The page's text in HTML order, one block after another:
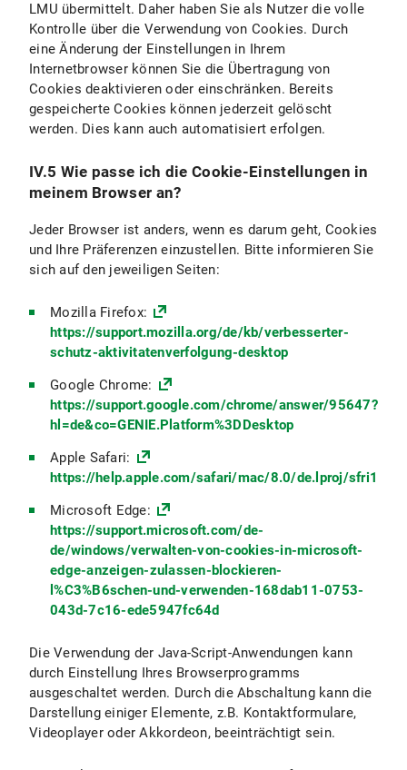
LMU übermittelt. Daher haben Sie als Nutzer die volle
Kontrolle über die Verwendung von Cookies. Durch
eine Änderung der Einstellungen in Ihrem
Internetbrowser können Sie die Übertragung von
Cookies deaktivieren oder einschränken. Bereits
gespeicherte Cookies können jederzeit gelöscht
werden. Dies kann auch automatisiert erfolgen.
IV.5 Wie passe ich die Cookie-Einstellungen in
meinem Browser an?
Jeder Browser ist anders, wenn es darum geht, Cookies
und Ihre Präferenzen einzustellen. Bitte informieren Sie
sich auf den jeweiligen Seiten:
Mozilla Firefox:
https://support.mozilla.org/de/kb/verbesserter-
schutz-aktivitatenverfolgung-desktop
Google Chrome:
https://support.google.com/chrome/answer/95647?
hl=de&co=GENIE.Platform%3DDesktop
Apple Safari:
https://help.apple.com/safari/mac/8.0/de.lproj/
Microsoft Edge:
https://support.microsoft.com/de-
de/windows/verwalten-von-cookies-in-microsoft-
edge-anzeigen-zulassen-blockieren-
l%C3%B6schen-und-verwenden-168dab11-0753-
043d-7c16-ede5947fc64d
Die Verwendung der Java-Script-Anwendungen kann
durch Einstellung Ihres Browserprogramms
ausgeschaltet werden. Durch die Abschaltung kann die
Darstellung einiger Elemente, z.B. Kontaktformulare,
Videoplayer oder Akkordeon, beeinträchtigt sein.